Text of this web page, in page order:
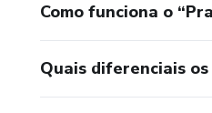
Como funciona o
Quais diferenciais